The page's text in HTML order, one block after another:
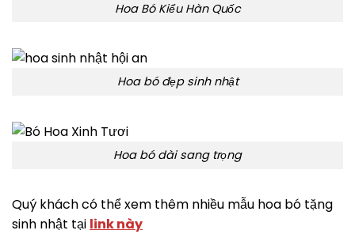
Hoa Bó Kiểu Hàn Quốc
Hoa bó đẹp sinh nhật
Hoa bó dài sang trọng
Quý khách có thể xem thêm nhiều mẫu hoa bó tặng
sinh nhật tại link này